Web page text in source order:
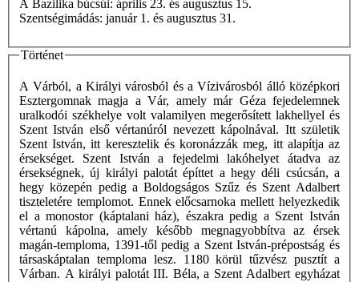
A Bazilika búcsúi: április 23. és augusztus 15.
Szentségimádás: január 1. és augusztus 31.
Történet
A Várból, a Királyi városból és a Vízivárosból álló középkori
Esztergomnak magja a Vár, amely már Géza fejedelemnek
uralkodói székhelye volt valamilyen megerősített lakhellyel és
Szent István első vértanúról nevezett kápolnával. Itt születik
Szent István, itt keresztelik és koronázzák meg, itt alapítja az
érsekséget. Szent István a fejedelmi lakóhelyet átadva az
érsekségnek, új királyi palotát építtet a hegy déli csúcsán, a
hegy közepén pedig a Boldogságos Szűz és Szent Adalbert
tiszteletére templomot. Ennek előcsarnoka mellett helyezkedik
el a monostor (káptalani ház), északra pedig a Szent István
vértanú kápolna, amely később megnagyobbítva az érsek
magán-temploma, 1391-től pedig a Szent István-prépostság és
társaskáptalan temploma lesz. 1180 körül tűzvész pusztít a
Várban. A királyi palotát III. Béla, a Szent Adalbert egyházat